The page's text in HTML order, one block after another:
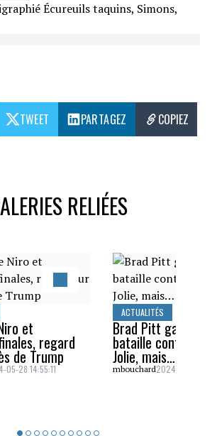
Écureuils taquins, Simons,
TWEET PARTAGEZ COPIEZ
RELIÉES
et
regard
de Trump
05-28 14:55:11
ACTUALITÉS
Brad Pitt gagne
bataille contre
Jolie, mais…
mbouchard2024-05-26